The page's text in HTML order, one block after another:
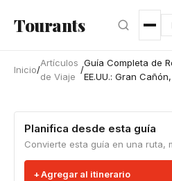
Tourants
Inicio/
Artículos
de Viaje
/
Guía Completa de
EE.UU.: Gran
Planifica desde esta guía
Convierte esta guía en una ruta,
Agregar al itinerario